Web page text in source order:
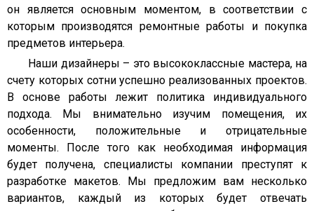
он является основным моментом, в соответствии с
которым производятся ремонтные работы и покупка
предметов интерьера.
Наши дизайнеры – это высококлассные мастера, на
счету которых сотни успешно реализованных проектов.
В основе работы лежит политика индивидуального
подхода. Мы внимательно изучим помещения, их
особенности, положительные и отрицательные
моменты. После того как необходимая информация
будет получена, специалисты компании преступят к
разработке макетов. Мы предложим вам несколько
вариантов, каждый из которых будет отвечать